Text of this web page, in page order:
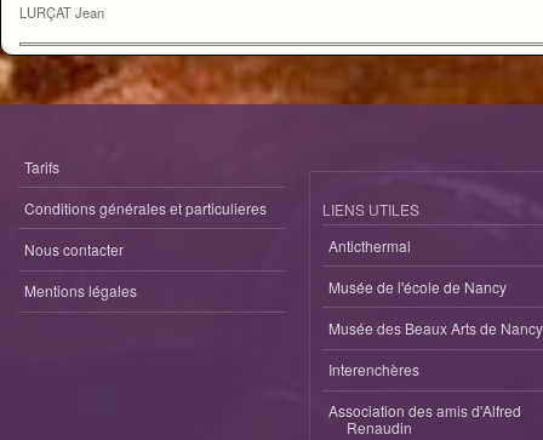
LURÇAT Jean
Tarifs
Conditions générales et particulieres
Nous contacter
Mentions légales
LIENS UTILES
Anticthermal
Musée de l'école de Nancy
Musée des Beaux Arts de Nancy
Interenchères
Association des amis d'Alfred
Renaudin